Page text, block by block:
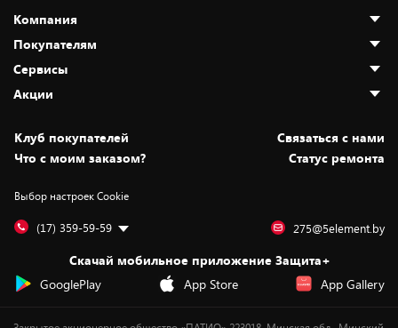
Компания
О нас
Адреса магазинов
Новости
Статьи и обзоры
Вакансии
Дай пять добру!
Покупателям
Как сделать заказ
Оплата и доставка
Безналичный расчёт
Обмен и возврат товара
Обработка персональных данных
Подарочные карты
Сервисы
Установка техники
Для игровых консолей
Для мобильных устройств
Для компьютеров
Сервисные центры
Акции
Скидки и промокоды
Белорусские товары
Бонусы
Оплата частями
Новинки
Клуб покупателей
Cвязаться с нами
Что с моим заказом?
Статус ремонта
Выбор настроек Cookie
(17) 359-59-59 275@5element.by
Скачай мобильное приложение Защита+
GooglePlay
App Store App Gallery